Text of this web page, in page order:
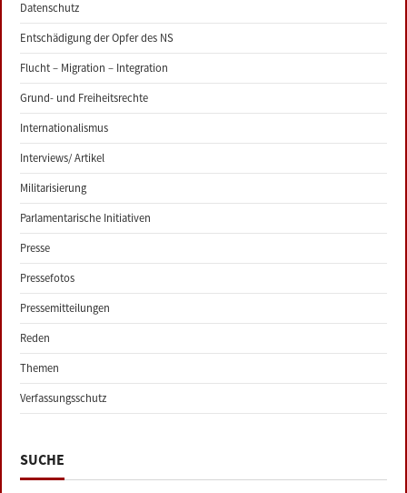
Datenschutz
Entschädigung der Opfer des NS
Flucht – Migration – Integration
Grund- und Freiheitsrechte
Internationalismus
Interviews/ Artikel
Militarisierung
Parlamentarische Initiativen
Presse
Pressefotos
Pressemitteilungen
Reden
Themen
Verfassungsschutz
SUCHE